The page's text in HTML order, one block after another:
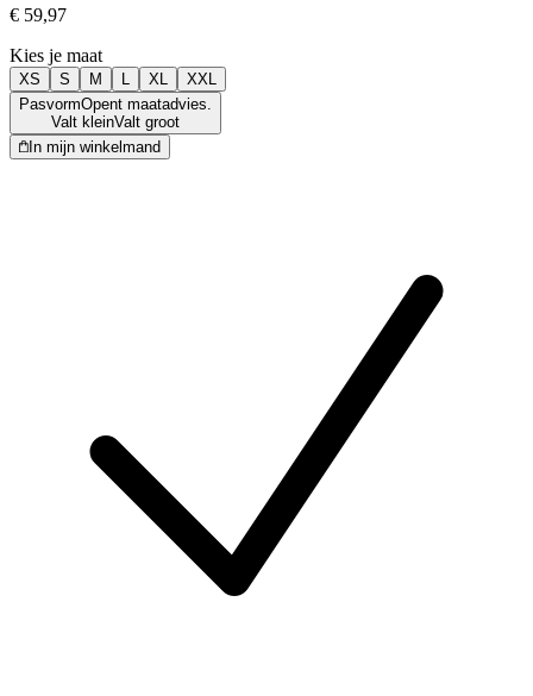
€ 59,97
Kies je maat
XS S M L XL
XXL
PasvormOpent maatadvies.
Valt kleinValt groot
In mijn winkelmand